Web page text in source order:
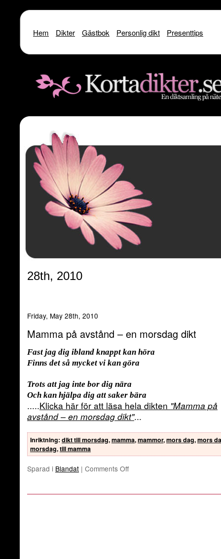
Warning: include() [function.include]: SSL operation failed with code 1. OpenSSL
Warning
Warning
: include(http://www.kortadikter.se/sms/inc.Shoutout.php) [
Warning : include() [ function.include
28th, 2010
Friday, May 28th, 2010
Mamma på avstånd – en morsdag dikt
Fast jag dig ibland knappt kan höra
Finns det så mycket vi kan göra
Trots att jag inte bor dig nära
Och kan hjälpa dig att saker bära
.....Klicka här för att läsa hela dikten "Mamma på
avstånd – en morsdag dikt"...
Inriktning: dikt till morsdag,mamma,mammor,mors dag,mors
morsdag,till mamma
Sparad i Blandat | Comments Off
Hem Dikter Gästbok Personlig dikt Presenttips